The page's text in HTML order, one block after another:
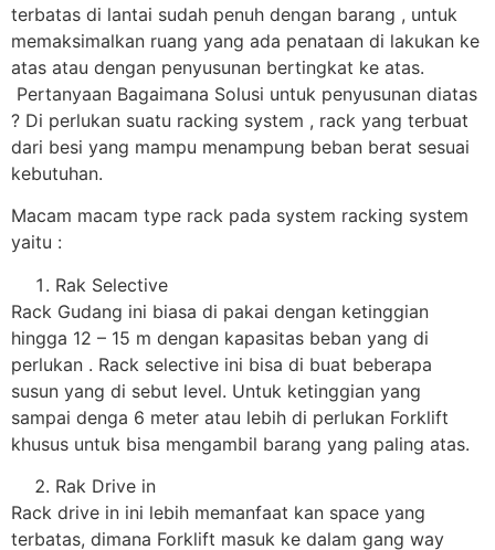
terbatas di lantai sudah penuh dengan barang , untuk
memaksimalkan ruang yang ada penataan di lakukan ke
atas atau dengan penyusunan bertingkat ke atas.
Pertanyaan Bagaimana Solusi untuk penyusunan diatas
? Di perlukan suatu racking system , rack yang terbuat
dari besi yang mampu menampung beban berat sesuai
kebutuhan.
Macam macam type rack pada system racking system
yaitu :
Rak Selective
Rack Gudang ini biasa di pakai dengan ketinggian
hingga 12 – 15 m dengan kapasitas beban yang di
perlukan . Rack selective ini bisa di buat beberapa
susun yang di sebut level. Untuk ketinggian yang
sampai denga 6 meter atau lebih di perlukan Forklift
khusus untuk bisa mengambil barang yang paling atas.
Rak Drive in
Rack drive in ini lebih memanfaat kan space yang
terbatas, dimana Forklift masuk ke dalam gang way